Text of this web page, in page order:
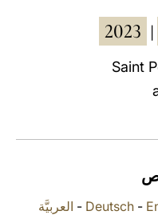
2023
Saint
العربيَّة - Deutsch-